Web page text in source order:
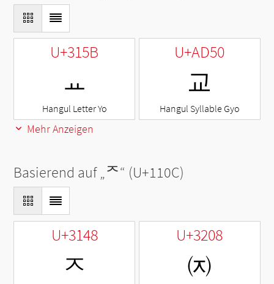
U+315B
ㅛ
Hangul Letter Yo
U+AD50
교
Hangul Syllable Gyo
Mehr Anzeigen
Basierend auf „ᄌ“ (U+110C)
U+3148
ㅈ
U+3208
㈈